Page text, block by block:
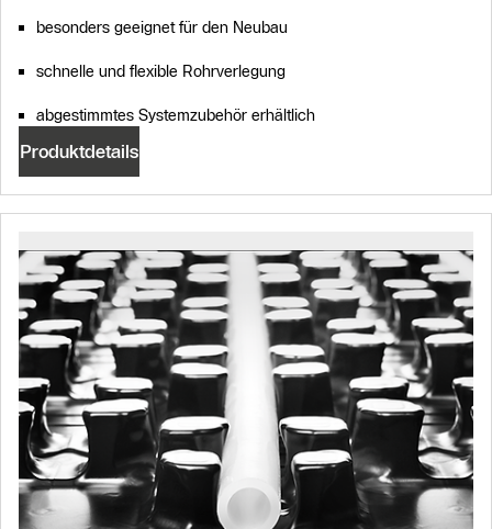
besonders geeignet für den Neubau
schnelle und flexible Rohrverlegung
abgestimmtes Systemzubehör erhältlich
Produktdetails